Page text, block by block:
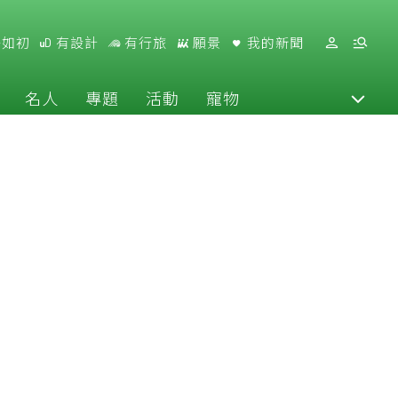
初 有設計 有行旅 願景 我的新聞
名人 專題 活動 寵物